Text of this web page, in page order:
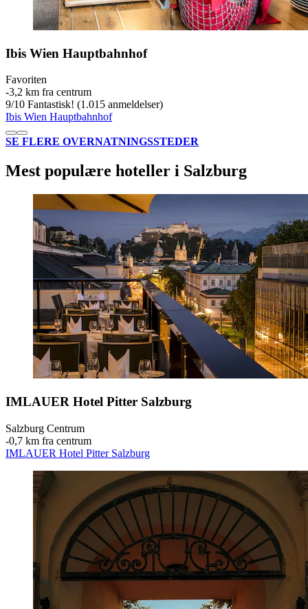
Ibis Wien Hauptbahnhof
Favoriten
‐3,2 km fra centrum
9/10 Fantastisk! (1.015 anmeldelser)
Ibis Wien Hauptbahnhof
SE FLERE OVERNATNINGSSTEDER
Mest populære hoteller i Salzburg
IMLAUER Hotel Pitter Salzburg
Salzburg Centrum
‐0,7 km fra centrum
IMLAUER Hotel Pitter Salzburg